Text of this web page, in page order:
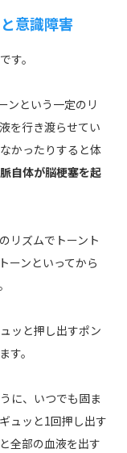
意識障害
す。
ンという一定のリ
を行き渡らせてい
かったりすると体
自体が脳梗塞を起
リズムでトーント
ーンといってから
ッと押し出すポン
す。
に、いつでも固ま
ュッと1回押し出す
全部の血液を出す